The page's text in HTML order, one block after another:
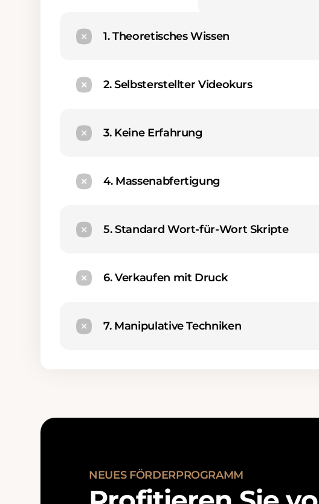
1. Theoretisches Wissen
2. Selbsterstellter Videokurs
3. Keine Erfahrung
4. Massenabfertigung
5. Standard Wort-für-Wort Skripte
6. Verkaufen mit Druck
7. Manipulative Techniken
NEUES FÖRDERPROGRAMM